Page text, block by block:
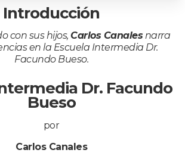
Introducción
con sus hijos,Carlos Canales narra
en la Escuela Intermedia Dr.
Facundo Bueso.
Dr. Facundo
Bueso
por
Carlos Canales